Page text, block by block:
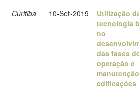
Curitiba 10-Set-2019
Utilização
tecnologia
no
das fases
operação e
edificações